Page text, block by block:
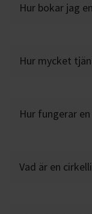
Hur bokar jag
Hur mycket
Hur fungerar
Vad är en